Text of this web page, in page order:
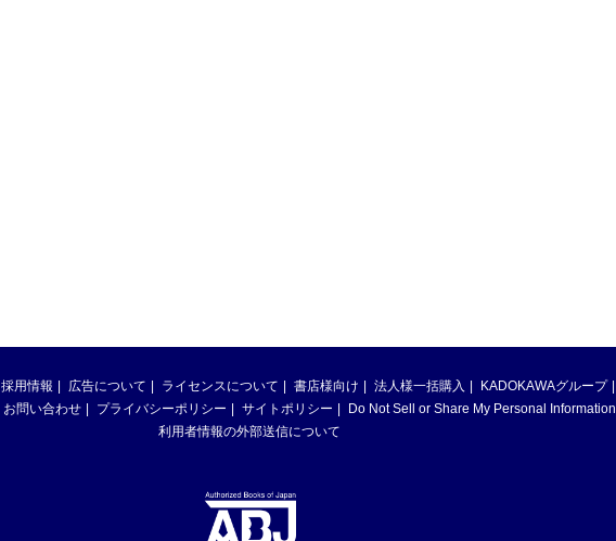
採用情報 広告について ライセンスについて 書店様向け 法人様一括購入
KADOKAWAグループ
お問い合わせ プライバシーポリシー サイトポリシー
Do Not Sell or Share My Personal Information
利用者情報の外部送信について